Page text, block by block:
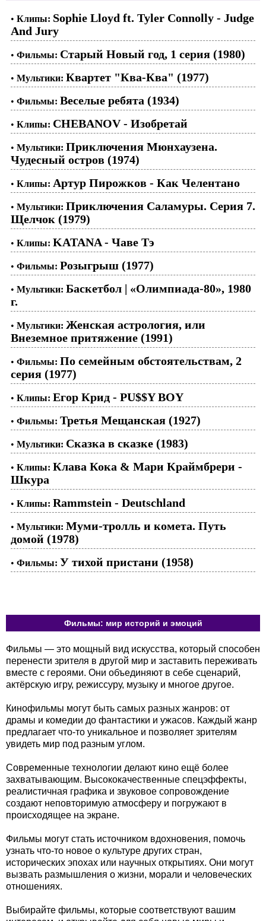
• Клипы: Sophie Lloyd ft. Tyler Connolly - Judge
And Jury
• Фильмы: Старый Новый год, 1 серия (1980)
• Мультики: Квартет "Ква-Ква" (1977)
• Фильмы: Веселые ребята (1934)
• Клипы: CHEBANOV - Изобретай
• Мультики: Приключения Мюнхаузена.
Чудесный остров (1974)
• Клипы: Артур Пирожков - Как Челентано
• Мультики: Приключения Саламуры. Серия 7.
Щелчок (1979)
• Клипы: KATANA - Чаве Тэ
• Фильмы: Розыгрыш (1977)
• Мультики: Баскетбол | «Олимпиада-80», 1980
г.
• Мультики: Женская астрология, или
Внеземное притяжение (1991)
• Фильмы: По семейным обстоятельствам, 2
серия (1977)
• Клипы: Егор Крид - PU$$Y BOY
• Фильмы: Третья Мещанская (1927)
• Мультики: Сказка в сказке (1983)
• Клипы: Клава Кока & Мари Краймбрери -
Шкура
• Клипы: Rammstein - Deutschland
• Мультики: Муми-тролль и комета. Путь
домой (1978)
• Фильмы: У тихой пристани (1958)
Фильмы: мир историй и эмоций
Фильмы — это мощный вид искусства, который способен
перенести зрителя в другой мир и заставить переживать
вместе с героями. Они объединяют в себе сценарий,
актёрскую игру, режиссуру, музыку и многое другое.
Кинофильмы могут быть самых разных жанров: от
драмы и комедии до фантастики и ужасов. Каждый жанр
предлагает что-то уникальное и позволяет зрителям
увидеть мир под разным углом.
Современные технологии делают кино ещё более
захватывающим. Высококачественные спецэффекты,
реалистичная графика и звуковое сопровождение
создают неповторимую атмосферу и погружают в
происходящее на экране.
Фильмы могут стать источником вдохновения, помочь
узнать что-то новое о культуре других стран,
исторических эпохах или научных открытиях. Они могут
вызвать размышления о жизни, морали и человеческих
отношениях.
Выбирайте фильмы, которые соответствуют вашим